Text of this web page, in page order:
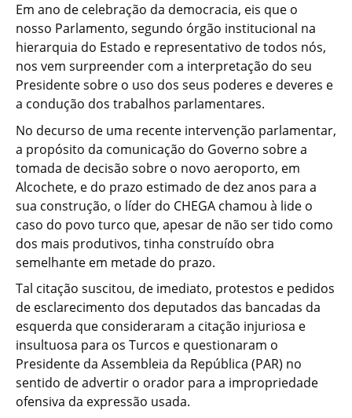
Em ano de celebração da democracia, eis que o
nosso Parlamento, segundo órgão institucional na
hierarquia do Estado e representativo de todos nós,
nos vem surpreender com a interpretação do seu
Presidente sobre o uso dos seus poderes e deveres e
a condução dos trabalhos parlamentares.
No decurso de uma recente intervenção parlamentar,
a propósito da comunicação do Governo sobre a
tomada de decisão sobre o novo aeroporto, em
Alcochete, e do prazo estimado de dez anos para a
sua construção, o líder do CHEGA chamou à lide o
caso do povo turco que, apesar de não ser tido como
dos mais produtivos, tinha construído obra
semelhante em metade do prazo.
Tal citação suscitou, de imediato, protestos e pedidos
de esclarecimento dos deputados das bancadas da
esquerda que consideraram a citação injuriosa e
insultuosa para os Turcos e questionaram o
Presidente da Assembleia da República (PAR) no
sentido de advertir o orador para a impropriedade
ofensiva da expressão usada.